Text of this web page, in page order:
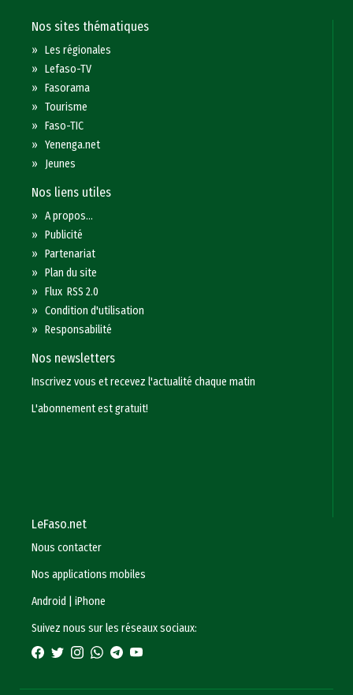
Nos sites thématiques
»Les régionales
»Lefaso-TV
»Fasorama
»Tourisme
»Faso-TIC
»Yenenga.net
» Jeunes
Nos liens utiles
»A propos...
»Publicité
»Partenariat
»Plan du site
»Flux RSS 2.0
»Condition d'utilisation
»Responsabilité
Nos newsletters
Inscrivez vous et recevez l'actualité chaque matin
L'abonnement est gratuit!
LeFaso.net
Nous contacter
Nos applications mobiles
Android
|iPhone
Suivez nous sur les réseaux sociaux: